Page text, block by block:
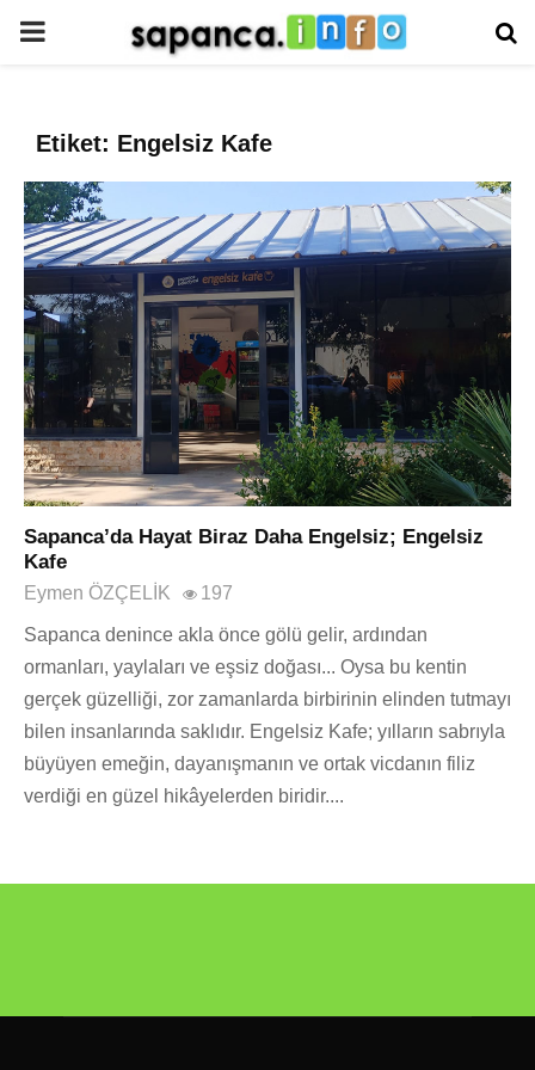
PRIMARY
Etiket: Engelsiz Kafe
Sapanca’da Hayat Biraz Daha Engelsiz; Engelsiz
Kafe
Eymen ÖZÇELİK 197
Sapanca denince akla önce gölü gelir, ardından
ormanları, yaylaları ve eşsiz doğası... Oysa bu kentin
gerçek güzelliği, zor zamanlarda birbirinin elinden tutmayı
bilen insanlarında saklıdır. Engelsiz Kafe; yılların sabrıyla
büyüyen emeğin, dayanışmanın ve ortak vicdanın filiz
verdiği en güzel hikâyelerden biridir....